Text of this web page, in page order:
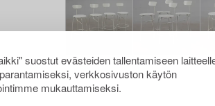
suostut evästeiden tallentamiseen
verkkosivuston käytön
mukauttamiseksi.